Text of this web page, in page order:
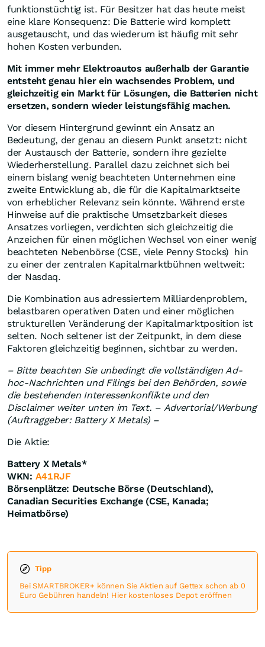
funktionstüchtig ist. Für Besitzer hat das heute meist
eine klare Konsequenz: Die Batterie wird komplett
ausgetauscht, und das wiederum ist häufig mit sehr
hohen Kosten verbunden.
Mit immer mehr Elektroautos außerhalb der Garantie
entsteht genau hier ein wachsendes Problem, und
gleichzeitig ein Markt für Lösungen, die Batterien nicht
ersetzen, sondern wieder leistungsfähig machen.
Vor diesem Hintergrund gewinnt ein Ansatz an
Bedeutung, der genau an diesem Punkt ansetzt: nicht
der Austausch der Batterie, sondern ihre gezielte
Wiederherstellung. Parallel dazu zeichnet sich bei
einem bislang wenig beachteten Unternehmen eine
zweite Entwicklung ab, die für die Kapitalmarktseite
von erheblicher Relevanz sein könnte. Während erste
Hinweise auf die praktische Umsetzbarkeit dieses
Ansatzes vorliegen, verdichten sich gleichzeitig die
Anzeichen für einen möglichen Wechsel von einer wenig
beachteten Nebenbörse (CSE, viele Penny Stocks) hin
zu einer der zentralen Kapitalmarktbühnen weltweit:
der Nasdaq.
Die Kombination aus adressiertem Milliardenproblem,
belastbaren operativen Daten und einer möglichen
strukturellen Veränderung der Kapitalmarktposition ist
selten. Noch seltener ist der Zeitpunkt, in dem diese
Faktoren gleichzeitig beginnen, sichtbar zu werden.
– Bitte beachten Sie unbedingt die vollständigen Ad-
hoc-Nachrichten und Filings bei den Behörden, sowie
die bestehenden Interessenkonflikte und den
Disclaimer weiter unten im Text. – Advertorial/Werbung
(Auftraggeber: Battery X Metals) –
Die Aktie:
Battery X Metals*
WKN: A41RJF
Börsenplätze: Deutsche Börse (Deutschland),
Canadian Securities Exchange (CSE, Kanada;
Heimatbörse)
Tipp
Bei SMARTBROKER+ können Sie Aktien auf Gettex schon ab 0
Euro Gebühren handeln! Hier kostenloses Depot eröffnen